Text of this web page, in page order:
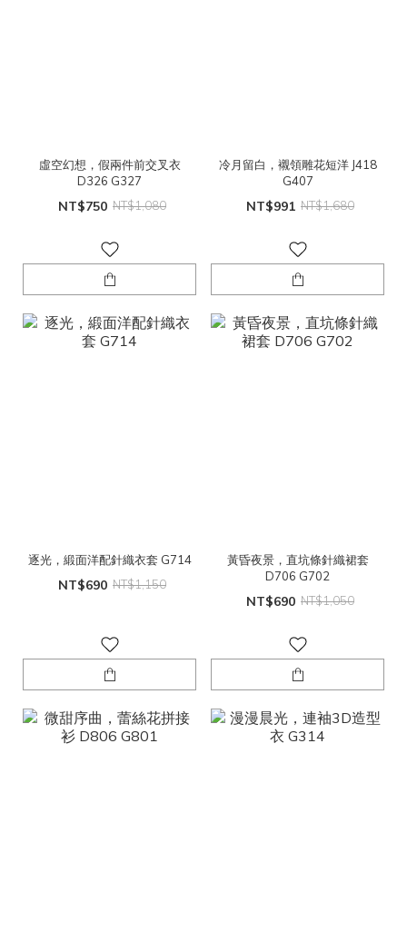
虛空幻想，假兩件前交叉衣
D326 G327
NT$750 NT$1,080
冷月留白，襯領雕花短洋 J418
G407
NT$991 NT$1,680
逐光，緞面洋配針織衣套 G714
NT$690 NT$1,150
黃昏夜景，直坑條針織裙套
D706 G702
NT$690 NT$1,050